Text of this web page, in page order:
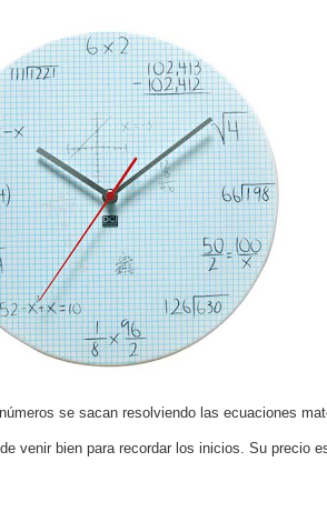
se sacan resolviendo las ecuaciones
venir bien para recordar los inicios. Su precio